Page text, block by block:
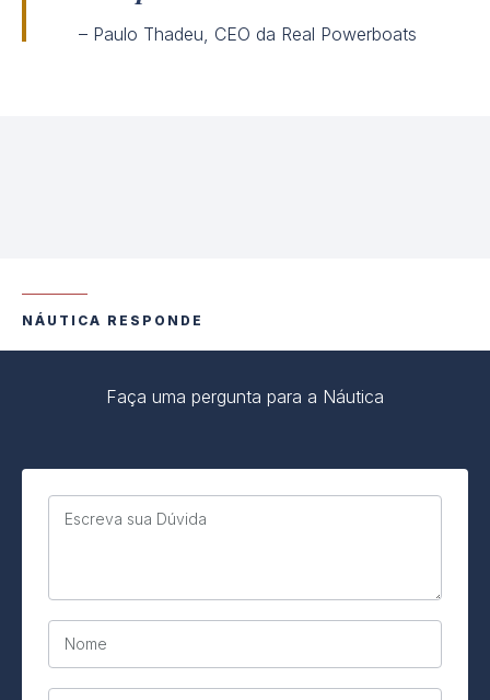
– Paulo Thadeu, CEO da Real Powerboats
NÁUTICA RESPONDE
Faça uma pergunta para a Náutica
Escreva sua Dúvida
Nome